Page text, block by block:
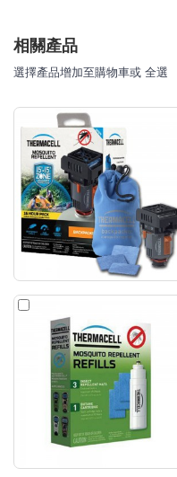
相關產品
選擇產品增加至購物車或 全選